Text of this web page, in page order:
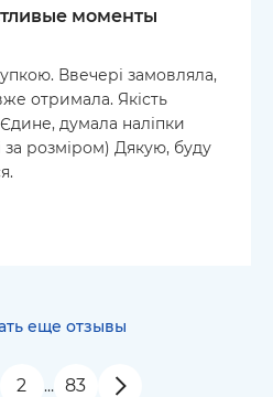
моменты
Ввечері замовляла,
отримала. Якість
думала наліпки
за розміром) Дякую, буду
еще отзывы
2 … 83